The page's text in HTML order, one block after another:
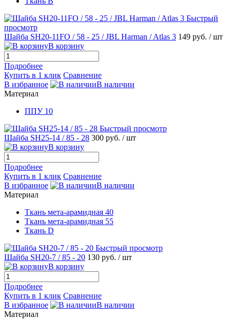
Быстрый
просмотр
Шайба SH20-11FO / 58 - 25 / JBL Harman / Atlas 3 149 руб. / шт
В корзину
Подробнее
Купить в 1 клик Сравнение
В избранное
В наличии
Материал
ППУ 10
Быстрый просмотр
Шайба SH25-14 / 85 - 28 300 руб. / шт
В корзину
Подробнее
Купить в 1 клик Сравнение
В избранное
В наличии
Материал
Ткань мета-арамидная 40
Ткань мета-арамидная 55
Ткань D
Быстрый просмотр
Шайба SH20-7 / 85 - 20 130 руб. / шт
В корзину
Подробнее
Купить в 1 клик Сравнение
В избранное
В наличии
Материал